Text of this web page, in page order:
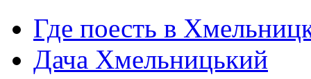
Где поесть в
Дача Хмельницький